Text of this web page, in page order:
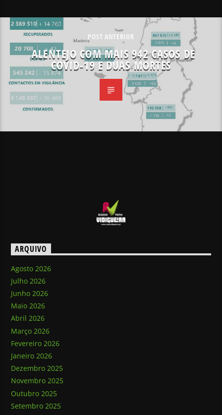
POST ANTERIOR
ALENTEJO COM MAIS 942 CASOS DE
COVID-19 E DUAS MORTES
ARQUIVO
Agosto 2026
Julho 2026
Junho 2026
Maio 2026
Abril 2026
Março 2026
Fevereiro 2026
Janeiro 2026
Dezembro 2025
Novembro 2025
Outubro 2025
Setembro 2025